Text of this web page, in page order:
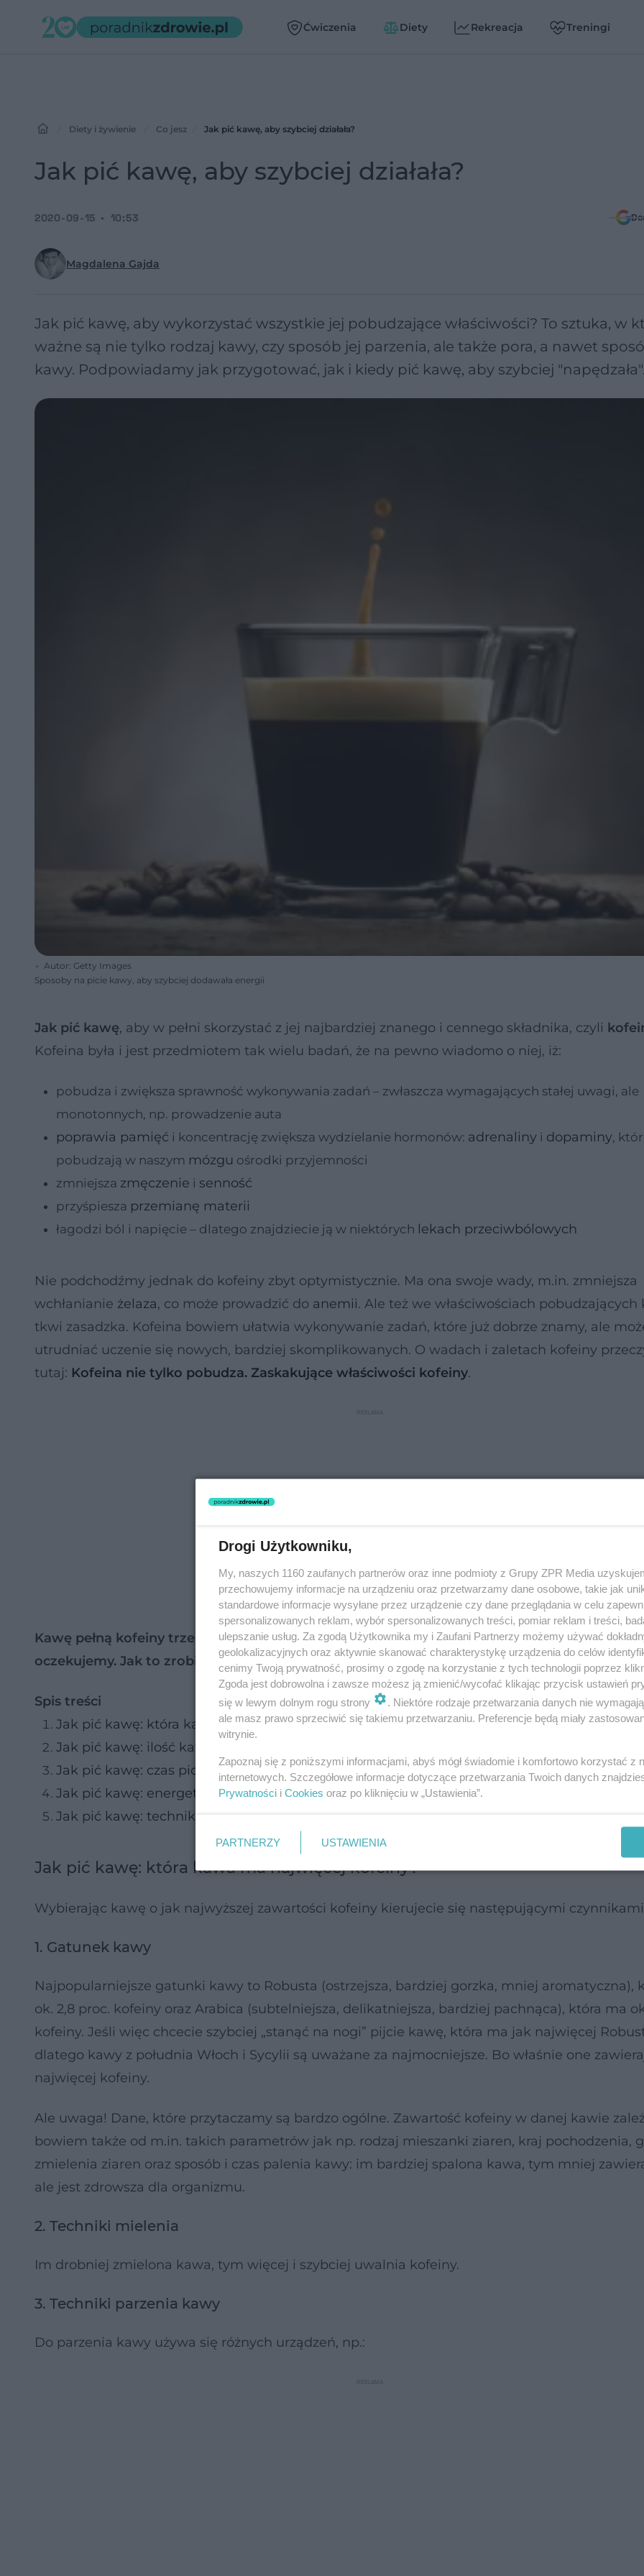
Ćwiczenia Diety Rekreacja Treningi
Diety i żywienie Co jesz Jak pić kawę, aby szybciej działała?
Jak pić kawę, aby szybciej działała?
Magdalena Gajda
2020-09-15 10:53
Jak pić kawę, aby wykorzystać wszystkie jej pobudzające właściwości? To sztuka, w
ważne są nie tylko rodzaj kawy, czy sposób jej parzenia, ale także pora, a nawet
kawy. Podpowiadamy jak przygotować, jak i kiedy pić kawę, aby szybciej "napędzała".
Autor: Getty Images
Sposoby na picie kawy, aby szybciej dodawała energii
Jak pić kawę, aby w pełni skorzystać z jej najbardziej znanego i cennego składnika, czyli
Kofeina była i jest przedmiotem tak wielu badań, że na pewno wiadomo o niej, iż:
pobudza i zwiększa sprawność wykonywania zadań – zwłaszcza wymagających stałej uwagi, ale
monotonnych, np. prowadzenie auta
poprawia pamięć i koncentrację zwiększa wydzielanie hormonów: adrenaliny i dopaminy,
pobudzają w naszym mózgu ośrodki przyjemności
zmniejsza zmęczenie i senność
przyśpiesza przemianę materii
łagodzi ból i napięcie – dlatego znajdziecie ją w niektórych lekach przeciwbólowych
Nie podchodźmy jednak do kofeiny zbyt optymistycznie. Ma ona swoje wady, m.in. zmniejsza
wchłanianie żelaza, co może prowadzić do anemii. Ale też we właściwościach pobudzających
tkwi zasadzka. Kofeina bowiem ułatwia wykonywanie zadań, które już dobrze znamy, ale
utrudniać uczenie się nowych, bardziej skomplikowanych. O wadach i zaletach kofeiny
tutaj: Kofeina nie tylko pobudza. Zaskakujące właściwości kofeiny.
Kawę pełną kofeiny trzeba więc pić rozważnie i sprytnie, aby faktycznie zadziałała tak jak
oczekujemy. Jak to zrobić?
Spis treści
Jak pić kawę: która kawa ma najwięcej kofeiny?
Jak pić kawę: ilość kawy
Jak pić kawę: czas picia kawy
Jak pić kawę: energetyczna drzemka po kawie
Jak pić kawę: technika picia kawy
Jak pić kawę: która kawa ma najwięcej kofeiny?
Wybierając kawę o jak najwyższej zawartości kofeiny kierujecie się następującymi
1. Gatunek kawy
Najpopularniejsze gatunki kawy to Robusta (ostrzejsza, bardziej gorzka, mniej aromatyczna),
ok. 2,8 proc. kofeiny oraz Arabica (subtelniejsza, delikatniejsza, bardziej pachnąca), która ma
kofeiny. Jeśli więc chcecie szybciej „stanąć na nogi” pijcie kawę, która ma jak najwięcej
dlatego kawy z południa Włoch i Sycylii są uważane za najmocniejsze. Bo właśnie one
najwięcej kofeiny.
Ale uwaga! Dane, które przytaczamy są bardzo ogólne. Zawartość kofeiny w danej kawie
bowiem także od m.in. takich parametrów jak np. rodzaj mieszanki ziaren, kraj pochodzenia,
zmielenia ziaren oraz sposób i czas palenia kawy: im bardziej spalona kawa, tym mniej
ale jest zdrowsza dla organizmu.
2. Techniki mielenia
Im drobniej zmielona kawa, tym więcej i szybciej uwalnia kofeiny.
3. Techniki parzenia kawy
Do parzenia kawy używa się różnych urządzeń, np.:
Drogi Użytkowniku,
My, naszych 1160 zaufanych partnerów oraz inne podmioty z Grupy ZPR Media
przechowujemy informacje na urządzeniu oraz przetwarzamy dane osobowe, takie jak
standardowe informacje wysyłane przez urządzenie czy dane przeglądania w celu
spersonalizowanych reklam, wybór spersonalizowanych treści, pomiar reklam i treści,
ulepszanie usług. Za zgodą Użytkownika my i Zaufani Partnerzy możemy używać
geolokalizacyjnych oraz aktywnie skanować charakterystykę urządzenia do celów
cenimy Twoją prywatność, prosimy o zgodę na korzystanie z tych technologii poprzez
Zgoda jest dobrowolna i zawsze możesz ją zmienić/wycofać klikając przycisk ustawień
się w lewym dolnym rogu strony
. Niektóre rodzaje przetwarzania danych nie
ale masz prawo sprzeciwić się takiemu przetwarzaniu. Preferencje będą miały
witrynie.
Zapoznaj się z poniższymi informacjami, abyś mógł świadomie i komfortowo korzystać z
internetowych. Szczegółowe informacje dotyczące przetwarzania Twoich danych
Prywatności i Cookies oraz po kliknięciu w „Ustawienia”.
PARTNERZY USTAWIENIA